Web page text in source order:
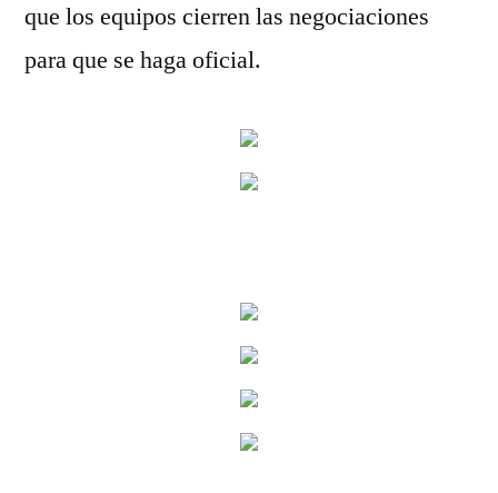
que los equipos cierren las negociaciones
para que se haga oficial.